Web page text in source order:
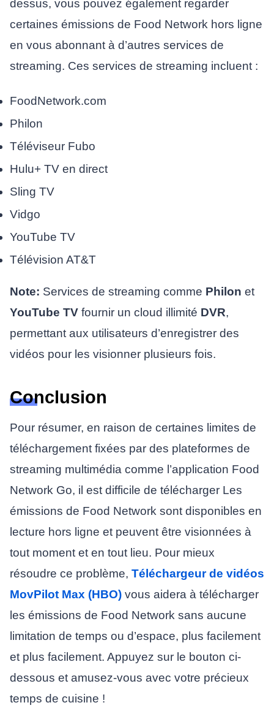
dessus, vous pouvez également regarder
certaines émissions de Food Network hors ligne
en vous abonnant à d’autres services de
streaming. Ces services de streaming incluent :
FoodNetwork.com
Philon
Téléviseur Fubo
Hulu+ TV en direct
Sling TV
Vidgo
YouTube TV
Télévision AT&T
Note: Services de streaming comme Philon et
YouTube TVfournir un cloud illimité DVR,
permettant aux utilisateurs d’enregistrer des
vidéos pour les visionner plusieurs fois.
Conclusion
Pour résumer, en raison de certaines limites de
téléchargement fixées par des plateformes de
streaming multimédia comme l’application Food
Network Go, il est difficile de télécharger Les
émissions de Food Network sont disponibles en
lecture hors ligne et peuvent être visionnées à
tout moment et en tout lieu. Pour mieux
résoudre ce problème, Téléchargeur de vidéos
MovPilot Max (HBO)vous aidera à télécharger
les émissions de Food Network sans aucune
limitation de temps ou d’espace, plus facilement
et plus facilement. Appuyez sur le bouton ci-
dessous et amusez-vous avec votre précieux
temps de cuisine !